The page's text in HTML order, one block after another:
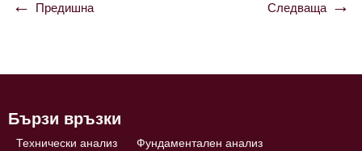
Навигация
Предишна Следваща
Бързи връзки
Технически анализ Фундаментален анализ